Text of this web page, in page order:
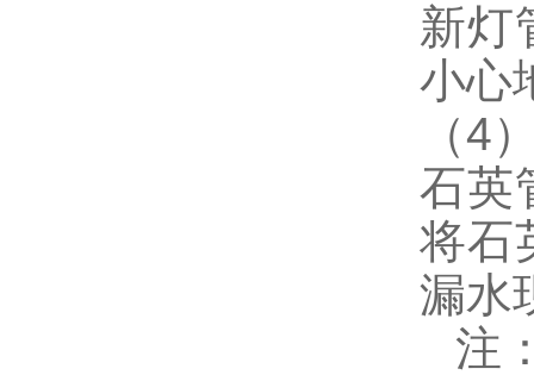
新灯
小心
（4
石英
将石
漏水
注